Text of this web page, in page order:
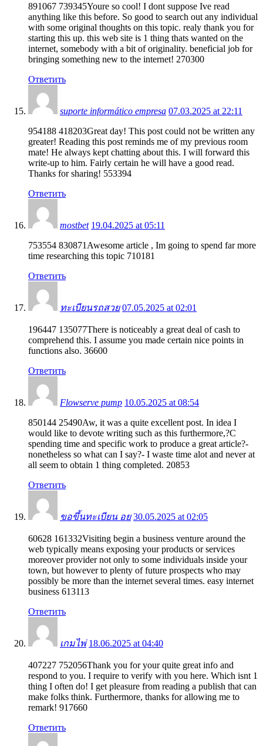
891067 739345Youre so cool! I dont suppose Ive read
anything like this before. So good to search out any individual
with some original thoughts on this topic. realy thank you for
starting this up. this web site is 1 thing thats wanted on the
internet, somebody with a bit of originality. beneficial job for
bringing something new to the internet! 270300
Ответить
suporte informático empresa 07.03.2025 at 22:11
954188 418203Great day! This post could not be written any
greater! Reading this post reminds me of my previous room
mate! He always kept chatting about this. I will forward this
write-up to him. Fairly certain he will have a good read.
Thanks for sharing! 553394
Ответить
mostbet 19.04.2025 at 05:11
753554 830871Awesome article , Im going to spend far more
time researching this topic 710181
Ответить
ทะเบียนรถสวย 07.05.2025 at 02:01
196447 135077There is noticeably a great deal of cash to
comprehend this. I assume you made certain nice points in
functions also. 36600
Ответить
Flowserve pump 10.05.2025 at 08:54
850144 25490Aw, it was a quite excellent post. In idea I
would like to devote writing such as this furthermore,?C
spending time and specific work to produce a great article?-
nonetheless so what can I say?- I waste time alot and never at
all seem to obtain 1 thing completed. 20853
Ответить
ขอขึ้นทะเบียน อย 30.05.2025 at 02:05
60628 161332Visiting begin a business venture around the
web typically means exposing your products or services
moreover provider not only to some individuals inside your
town, but however to plenty of future prospects who may
possibly be more than the internet several times. easy internet
business 613113
Ответить
เกมไพ่ 18.06.2025 at 04:40
407227 752056Thank you for your quite great info and
respond to you. I require to verify with you here. Which isnt 1
thing I often do! I get pleasure from reading a publish that can
make folks think. Furthermore, thanks for allowing me to
remark! 917660
Ответить